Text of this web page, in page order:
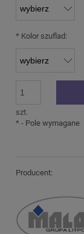
* Kolor szuflad:
szt.
* - Pole wymagane
Producent: